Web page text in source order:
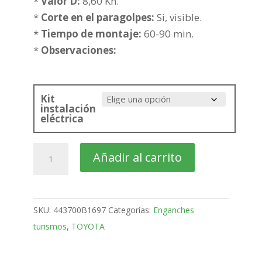
237,85€
* Corte en el paragolpes: Si, visible.
* Tiempo de montaje: 60-90 min.
* Observaciones:
Kit
instalación
eléctrica
Verso
Bola
fija
de
Añadir al carrito
SKU: 443700B1697 Categorías: Enganches
turismos, TOYOTA